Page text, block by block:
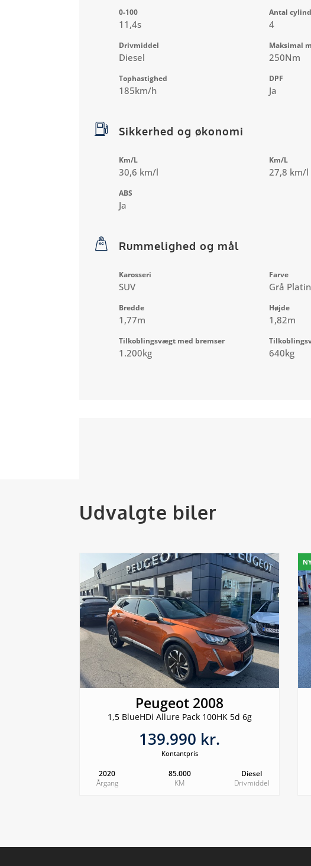
0-100
11,4s
Antal
4
Drivmiddel
Diesel
Maksimal
250Nm
Tophastighed
185km/h
DPF
Ja
Sikkerhed og økonomi
Km/L
30,6 km/l
Km/L
27,8 km/l
ABS
Ja
Rummelighed og mål
Karosseri
SUV
Farve
Grå
Bredde
1,77m
Højde
1,82m
Tilkoblingsvægt med bremser
1.200kg 640kg
Udvalgte biler
Peugeot 2008
1,5 BlueHDi Allure Pack 100HK 5d 6g
139.990 kr.
Kontantpris
2020
Årgang
85.000
KM
Diesel
Drivmiddel